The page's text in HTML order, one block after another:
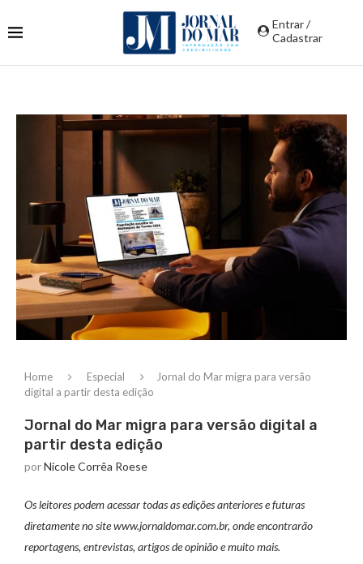
Entrar /
Cadastrar
Home Especial
Jornal do Mar migra para versão
digital a partir desta edição
Jornal do Mar migra para versão digital a
partir desta edição
porNicole Corrêa Roese
Os leitores podem acessar todas as edições anteriores e futuras
diretamente no site www.jornaldomar.com.br, onde encontrarão
reportagens, entrevistas, artigos de opinião e muito mais.